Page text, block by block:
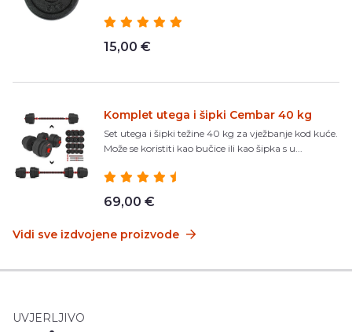
15,00 €
Komplet utega i šipki Cembar 40 kg
Set utega i šipki težine 40 kg za vježbanje kod kuće.
Može se koristiti kao bučice ili kao šipka s u...
69,00 €
Vidi sve izdvojene proizvode
UVJERLJIVO